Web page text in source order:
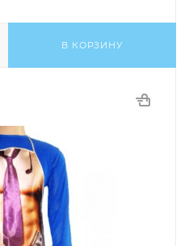
В КОРЗИНУ